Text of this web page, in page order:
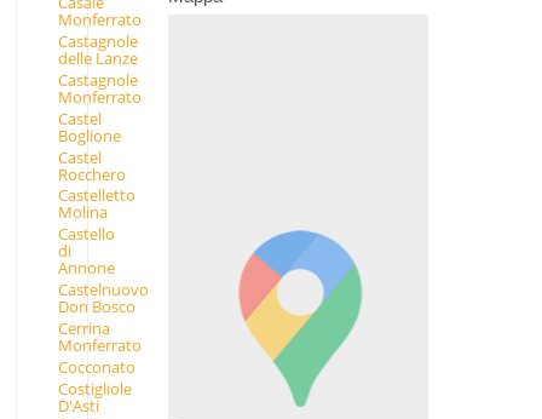
Monferrato
Castagnole
delle Lanze
Castagnole
Monferrato
Castel
Boglione
Castel
Rocchero
Castelletto
Molina
Castello
di
Annone
Castelnuovo
Don Bosco
Cerrina
Monferrato
Cocconato
Costigliole
D'Asti